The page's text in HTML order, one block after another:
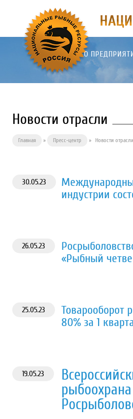
О
Новости отрасли
Главная » Пресс-центр » Новости отрасли
30.05.23
индустрии
26.05.23
«Рыбный
25.05.23
Товарооборот
80% за 1
19.05.23